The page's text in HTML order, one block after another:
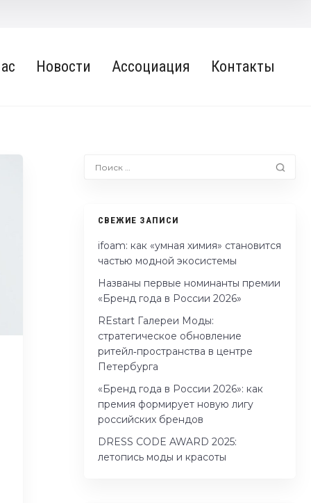
Новости Ассоциация Контакты
СВЕЖИЕ ЗАПИСИ
ifoam: как «умная химия» становится
частью модной экосистемы
Названы первые номинанты премии
«Бренд года в России 2026»
REstart Галереи Моды:
стратегическое обновление
ритейл‑пространства в центре
Петербурга
«Бренд года в России 2026»: как
премия формирует новую лигу
российских брендов
DRESS CODE AWARD 2025:
летопись моды и красоты